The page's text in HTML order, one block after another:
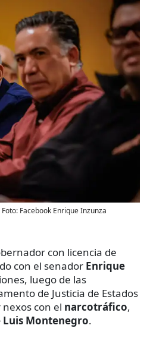
Foto: Facebook Enrique Inzunza
con licencia de
con el senador Enrique
luego de las
de Justicia de Estados
con el narcotráfico,
Luis Montenegro.